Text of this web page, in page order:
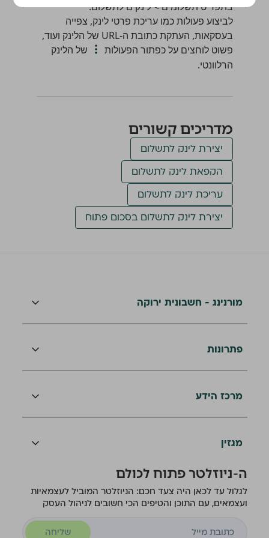
בתפריטתשלומים > לינקים לתשלום.
לביצוע פעולות כמו עריכת פרטי לינק, צפייה
בעסקאות, העתקת כתובת ה-URL של הלינק ועוד,
פשוט לוחצים על כפתור הפעולות
של הלינק
הרלוונטי.
מדריכים קשורים
יצירת לינק לתשלום
הקפאת לינק לתשלום
עריכת לינק לתשלום
יצירת לינק לתשלום בסכום פתוח
מורנינג - חשבונית ירוקה
פתרונות
מרכז הידע
מגזין
ה-ניוזלטר פתוח לכולם
לגלול עד לכאן היה צעד חכם: הניוזלטר המוביל לעצמאיות
ועצמאים, עם התוכן והטיפים הכי חשובים לניהול העסק
שליחה